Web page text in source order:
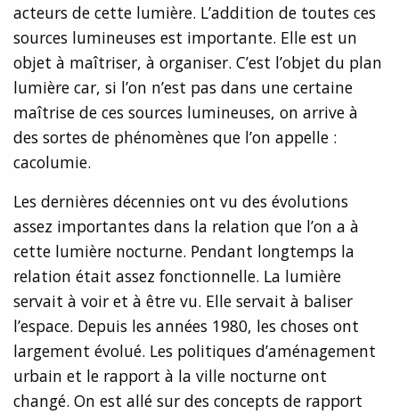
acteurs de cette lumière. L’addition de toutes ces
sources lumineuses est importante. Elle est un
objet à maîtriser, à organiser. C’est l’objet du plan
lumière car, si l’on n’est pas dans une certaine
maîtrise de ces sources lumineuses, on arrive à
des sortes de phénomènes que l’on appelle :
cacolumie.
Les dernières décennies ont vu des évolutions
assez importantes dans la relation que l’on a à
cette lumière nocturne. Pendant longtemps la
relation était assez fonctionnelle. La lumière
servait à voir et à être vu. Elle servait à baliser
l’espace. Depuis les années 1980, les choses ont
largement évolué. Les politiques d’aménagement
urbain et le rapport à la ville nocturne ont
changé. On est allé sur des concepts de rapport